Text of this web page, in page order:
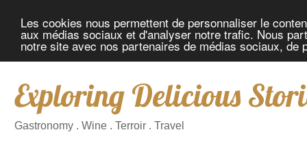
Les cookies nous permettent de personnaliser le
aux médias sociaux et d'analyser notre trafic. Nous
notre site avec nos partenaires de médias sociaux, de
Exploring Delicious
Gastronomy . Wine . Terroir . Travel